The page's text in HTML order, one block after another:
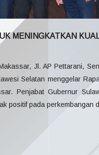
MENINGKATKAN
Jl. AP Pettarani,
Selatan menggelar
Penjabat Gubernur
positif pada perkembangan